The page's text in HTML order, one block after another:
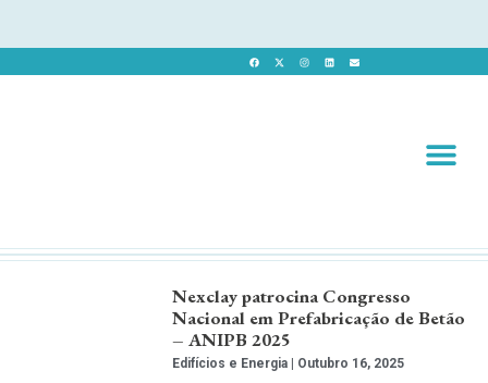
Nexclay patrocina Congresso
Nacional em Prefabricação de Betão
– ANIPB 2025
Edifícios e Energia Outubro 16, 2025